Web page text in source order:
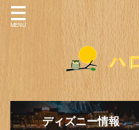
ディズニー情報